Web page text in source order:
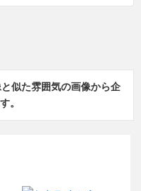
似た雰囲気の画像から企
。